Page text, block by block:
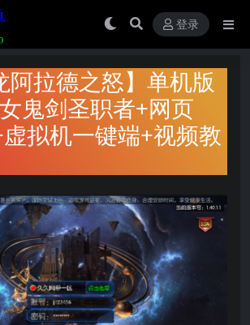
登录
阿拉德之怒】单机版
鬼剑圣职者+网页
拟机一键端+视频教